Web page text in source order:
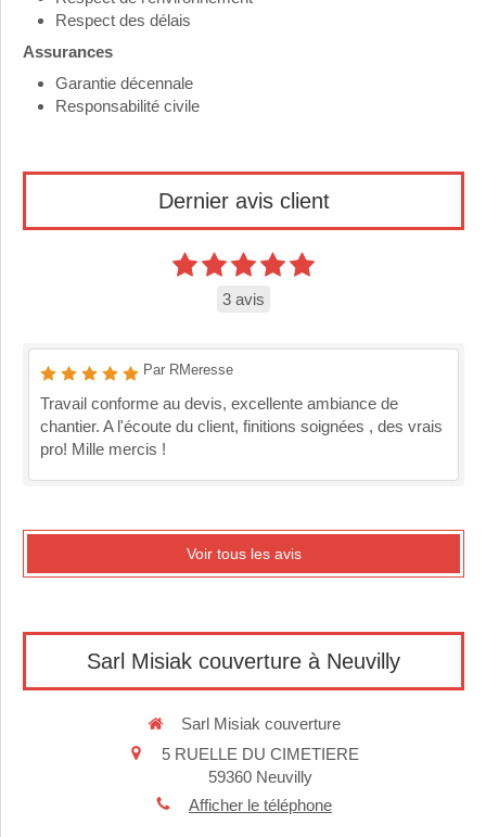
Respect des délais
Assurances
Garantie décennale
Responsabilité civile
Dernier avis client
3 avis
Par RMeresse
Travail conforme au devis, excellente ambiance de
chantier. A l'écoute du client, finitions soignées , des vrais
pro! Mille mercis !
Voir tous les avis
Sarl Misiak couverture à Neuvilly
Sarl Misiak couverture
5 RUELLE DU CIMETIERE
59360 Neuvilly
Afficher le téléphone